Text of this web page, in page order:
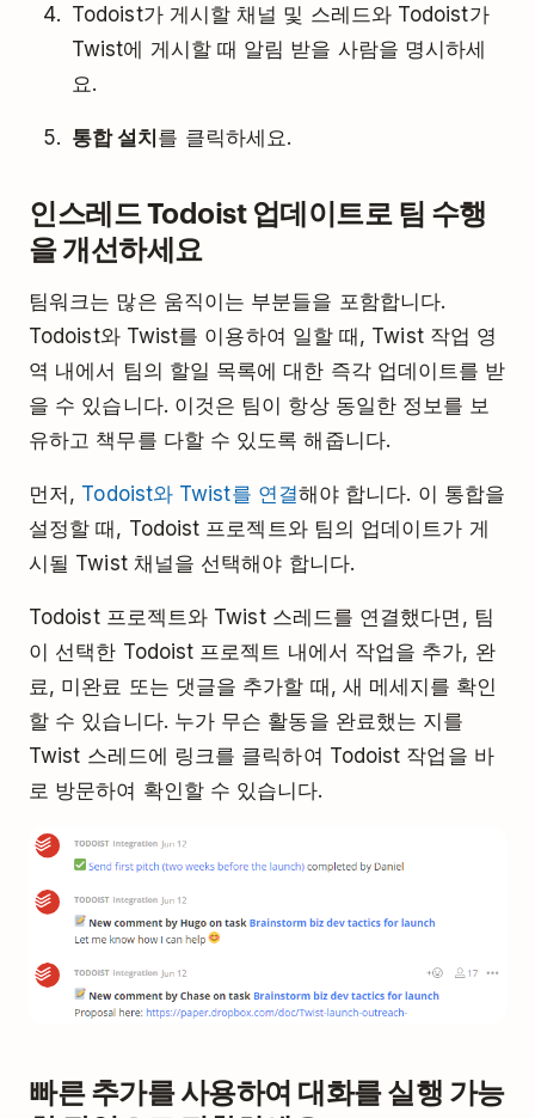
Todoist가 게시할 채널 및 스레드와 Todoist가
Twist에 게시할 때 알림 받을 사람을 명시하세
요.
통합 설치를 클릭하세요.
인스레드 Todoist 업데이트로 팀 수행
을 개선하세요
팀워크는 많은 움직이는 부분들을 포함합니다.
Todoist와 Twist를 이용하여 일할 때, Twist 작업 영
역 내에서 팀의 할일 목록에 대한 즉각 업데이트를 받
을 수 있습니다. 이것은 팀이 항상 동일한 정보를 보
유하고 책무를 다할 수 있도록 해줍니다.
먼저, Todoist와 Twist를 연결해야 합니다. 이 통합을
설정할 때, Todoist 프로젝트와 팀의 업데이트가 게
시될 Twist 채널을 선택해야 합니다.
Todoist 프로젝트와 Twist 스레드를 연결했다면, 팀
이 선택한 Todoist 프로젝트 내에서 작업을 추가, 완
료, 미완료 또는 댓글을 추가할 때, 새 메세지를 확인
할 수 있습니다. 누가 무슨 활동을 완료했는 지를
Twist 스레드에 링크를 클릭하여 Todoist 작업을 바
로 방문하여 확인할 수 있습니다.
빠른 추가를 사용하여 대화를 실행 가능